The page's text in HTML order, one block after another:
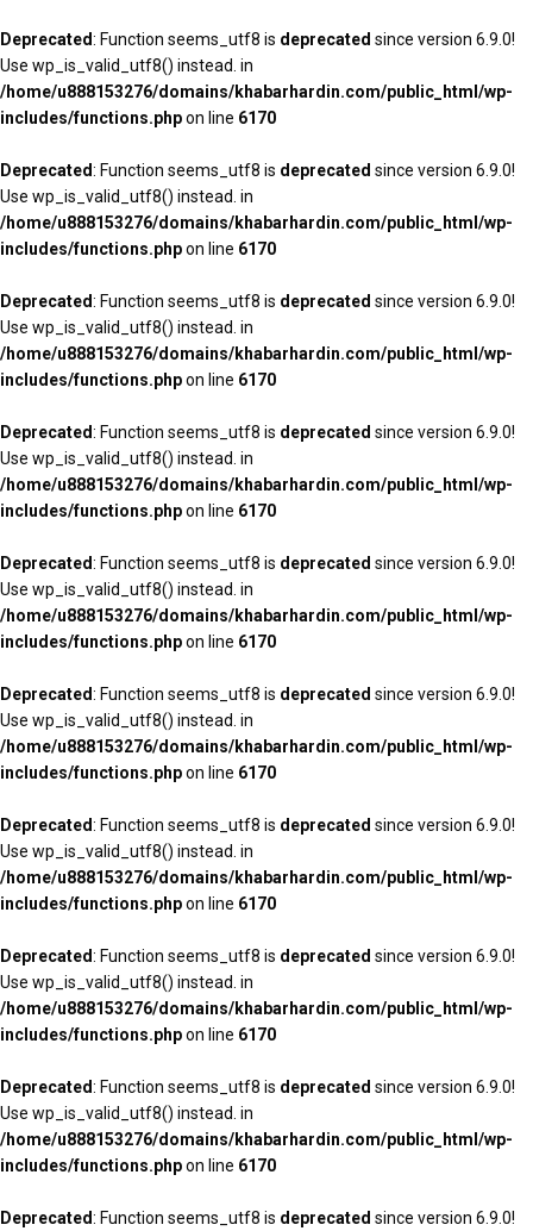
Deprecated: Function seems_utf8 is deprecated since version 6.9.0!
Use wp_is_valid_utf8() instead. in
/home/u888153276/domains/khabarhardin.com/public_html/wp-
includes/functions.phpon line 6170
Deprecated: Function seems_utf8 is deprecated since version 6.9.0!
Use wp_is_valid_utf8() instead. in
/home/u888153276/domains/khabarhardin.com/public_html/wp-
includes/functions.phpon line 6170
Deprecated: Function seems_utf8 is deprecated since version 6.9.0!
Use wp_is_valid_utf8() instead. in
/home/u888153276/domains/khabarhardin.com/public_html/wp-
includes/functions.phpon line 6170
Deprecated: Function seems_utf8 is deprecated since version 6.9.0!
Use wp_is_valid_utf8() instead. in
/home/u888153276/domains/khabarhardin.com/public_html/wp-
includes/functions.phpon line 6170
Deprecated: Function seems_utf8 is deprecated since version 6.9.0!
Use wp_is_valid_utf8() instead. in
/home/u888153276/domains/khabarhardin.com/public_html/wp-
includes/functions.phpon line 6170
Deprecated: Function seems_utf8 is deprecated since version 6.9.0!
Use wp_is_valid_utf8() instead. in
/home/u888153276/domains/khabarhardin.com/public_html/wp-
includes/functions.phpon line 6170
Deprecated: Function seems_utf8 is deprecated since version 6.9.0!
Use wp_is_valid_utf8() instead. in
/home/u888153276/domains/khabarhardin.com/public_html/wp-
includes/functions.phpon line 6170
Deprecated: Function seems_utf8 is deprecated since version 6.9.0!
Use wp_is_valid_utf8() instead. in
/home/u888153276/domains/khabarhardin.com/public_html/wp-
includes/functions.phpon line 6170
Deprecated: Function seems_utf8 is deprecated since version 6.9.0!
Use wp_is_valid_utf8() instead. in
/home/u888153276/domains/khabarhardin.com/public_html/wp-
includes/functions.phpon line 6170
Deprecated: Function seems_utf8 is deprecated since version 6.9.0!